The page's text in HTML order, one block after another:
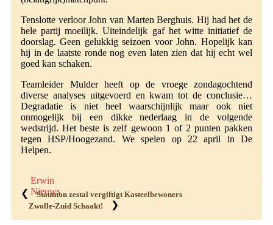
Tenslotte verloor John van Marten Berghuis. Hij had het de
hele partij moeilijk. Uiteindelijk gaf het witte initiatief de
doorslag. Geen gelukkig seizoen voor John. Hopelijk kan
hij in de laatste ronde nog even laten zien dat hij echt wel
goed kan schaken.
Teamleider Mulder heeft op de vroege zondagochtend
diverse analyses uitgevoerd en kwam tot de conclusie…
Degradatie is niet heel waarschijnlijk maar ook niet
onmogelijk bij een dikke nederlaag in de volgende
wedstrijd. Het beste is zelf gewoon 1 of 2 punten pakken
tegen HSP/Hoogezand. We spelen op 22 april in De
Helpen.
Erwin
Nieuws
❮
Staunton zestal vergiftigt Kasteelbewoners
Zwolle-Zuid Schaakt!
❯